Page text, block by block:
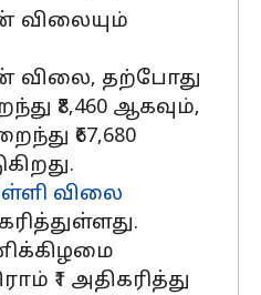
விலையும்
விலை, தற்போது
₹8,460 ஆகவும்,
₹67,680
விலை
₹1 அதிகரித்து